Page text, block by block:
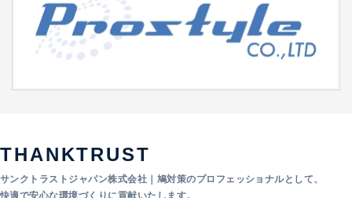
THANKTRUST
サンクトラストジャパン株式会社｜鳩対策のプロフェッショナルとして、
快適で安心な環境づくりに貢献いたします。